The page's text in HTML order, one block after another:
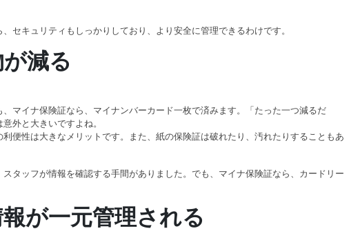
セキュリティもしっかりしており、より安全に管理できるわけです。
減る
マイナ保険証なら、マイナンバーカード一枚で済みます。「たった一つ減るだ
外と大きいですよね。
便性は大きなメリットです。また、紙の保険証は破れたり、汚れたりすることもあ
タッフが情報を確認する手間がありました。でも、マイナ保険証なら、カードリー
が一元管理される